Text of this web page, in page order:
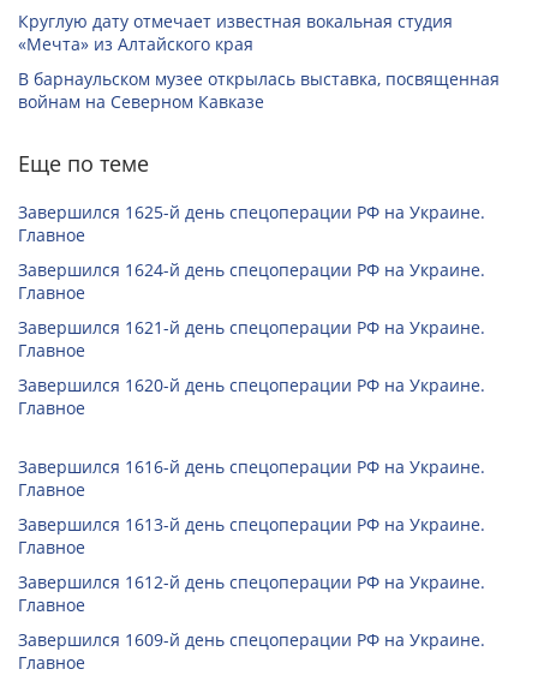
Круглую дату отмечает известная вокальная студия
«Мечта» из Алтайского края
В барнаульском музее открылась выставка, посвященная
войнам на Северном Кавказе
Еще по теме
Завершился 1625-й день спецоперации РФ на Украине.
Главное
Завершился 1624-й день спецоперации РФ на Украине.
Главное
Завершился 1621-й день спецоперации РФ на Украине.
Главное
Завершился 1620-й день спецоперации РФ на Украине.
Главное
Завершился 1616-й день спецоперации РФ на Украине.
Главное
Завершился 1613-й день спецоперации РФ на Украине.
Главное
Завершился 1612-й день спецоперации РФ на Украине.
Главное
Завершился 1609-й день спецоперации РФ на Украине.
Главное